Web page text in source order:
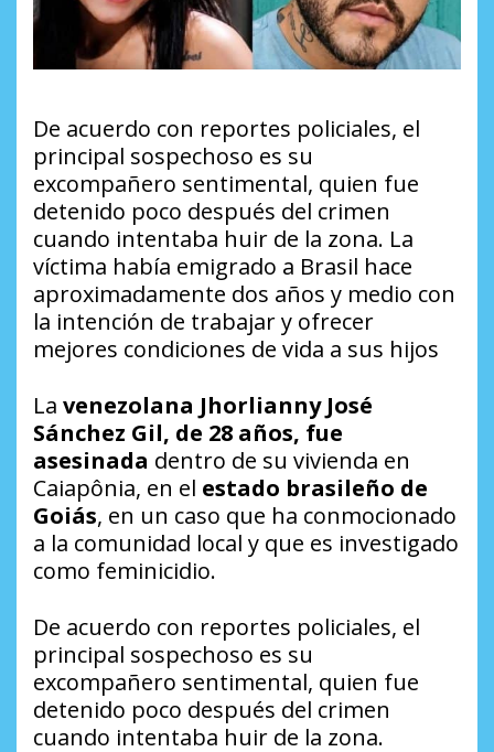
De acuerdo con reportes policiales, el
principal sospechoso es su
excompañero sentimental, quien fue
detenido poco después del crimen
cuando intentaba huir de la zona. La
víctima había emigrado a Brasil hace
aproximadamente dos años y medio con
la intención de trabajar y ofrecer
mejores condiciones de vida a sus hijos
La venezolana Jhorlianny José
Sánchez Gil, de 28 años, fue
asesinada dentro de su vivienda en
Caiapônia, en el estado brasileño de
Goiás, en un caso que ha conmocionado
a la comunidad local y que es investigado
como feminicidio.
De acuerdo con reportes policiales, el
principal sospechoso es su
excompañero sentimental, quien fue
detenido poco después del crimen
cuando intentaba huir de la zona.